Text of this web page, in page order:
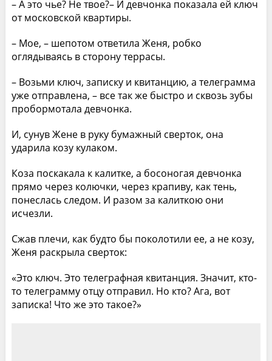
– А это чье? Не твое?– И девчонка показала ей ключ
от московской квартиры.
– Мое, – шепотом ответила Женя, робко
оглядываясь в сторону террасы.
– Возьми ключ, записку и квитанцию, а телеграмма
уже отправлена, – все так же быстро и сквозь зубы
пробормотала девчонка.
И, сунув Жене в руку бумажный сверток, она
ударила козу кулаком.
Коза поскакала к калитке, а босоногая девчонка
прямо через колючки, через крапиву, как тень,
понеслась следом. И разом за калиткою они
исчезли.
Сжав плечи, как будто бы поколотили ее, а не козу,
Женя раскрыла сверток:
«Это ключ. Это телеграфная квитанция. Значит, кто-
то телеграмму отцу отправил. Но кто? Ага, вот
записка! Что же это такое?»